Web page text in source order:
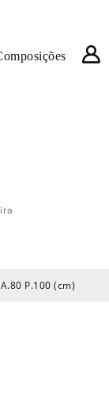
P.100 (cm)